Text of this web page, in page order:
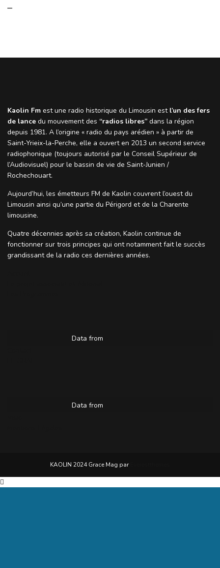
–
Kaolin Fm est une radio historique du Limousin est l’un des fers
de lance du mouvement des “radios libres” dans la région
depuis 1981. A l’origine « radio du pays arédien » à partir de
Saint-Yrieix-la-Perche, elle a ouvert en 2013 un second service
radiophonique (toujours autorisé par le Conseil Supérieur de
l’Audiovisuel) pour le bassin de vie de Saint-Junien /
Rochechouart.
Aujourd’hui, les émetteurs FM de Kaolin couvrent l’ouest du
Limousin ainsi qu’une partie du Périgord et de la Charente
limousine.
Quatre décennies après sa création, Kaolin continue de
fonctionner sur trois principes qui ont notamment fait le succès
grandissant de la radio ces dernières années.
Data from
Data from
KAOLIN 2024 Grace Mag par